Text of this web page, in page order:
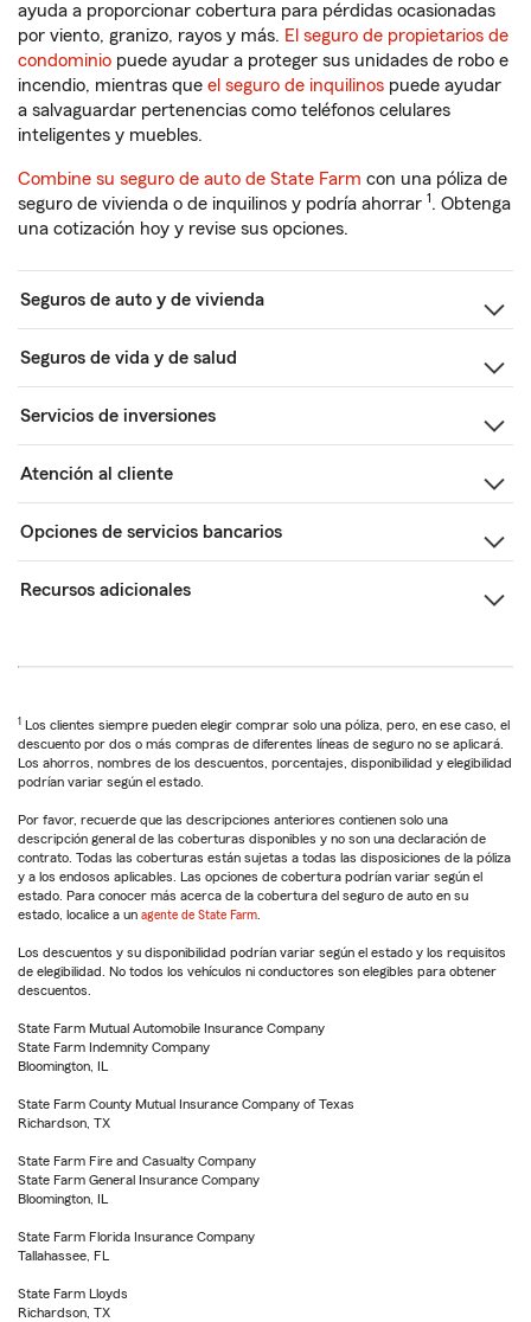
ayuda a proporcionar cobertura para pérdidas ocasionadas
por viento, granizo, rayos y más. El seguro de propietarios de
condominio puede ayudar a proteger sus unidades de robo e
incendio, mientras que el seguro de inquilinos puede ayudar
a salvaguardar pertenencias como teléfonos celulares
inteligentes y muebles.
Combine su seguro de auto de State Farm con una póliza de
seguro de vivienda o de inquilinos y podría ahorrar 1. Obtenga
una cotización hoy y revise sus opciones.
Seguros de auto y de vivienda
Seguros de vida y de salud
Servicios de inversiones
Atención al cliente
Opciones de servicios bancarios
Recursos adicionales
1 Los clientes siempre pueden elegir comprar solo una póliza, pero, en ese caso, el
descuento por dos o más compras de diferentes líneas de seguro no se aplicará.
Los ahorros, nombres de los descuentos, porcentajes, disponibilidad y elegibilidad
podrían variar según el estado.
Por favor, recuerde que las descripciones anteriores contienen solo una
descripción general de las coberturas disponibles y no son una declaración de
contrato. Todas las coberturas están sujetas a todas las disposiciones de la póliza
y a los endosos aplicables. Las opciones de cobertura podrían variar según el
estado. Para conocer más acerca de la cobertura del seguro de auto en su
estado, localice a un agente de State Farm
Los descuentos y su disponibilidad podrían variar según el estado y los requisitos
de elegibilidad. No todos los vehículos ni conductores son elegibles para obtener
descuentos.
State Farm Mutual Automobile Insurance Company
State Farm Indemnity Company
Bloomington, IL
State Farm County Mutual Insurance Company of Texas
Richardson, TX
State Farm Fire and Casualty Company
State Farm General Insurance Company
Bloomington, IL
State Farm Florida Insurance Company
Tallahassee, FL
State Farm Lloyds
Richardson, TX